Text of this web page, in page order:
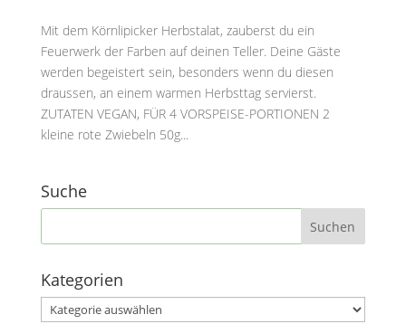
Mit dem Körnlipicker Herbstalat, zauberst du ein
Feuerwerk der Farben auf deinen Teller. Deine Gäste
werden begeistert sein, besonders wenn du diesen
draussen, an einem warmen Herbsttag servierst.
ZUTATEN VEGAN, FÜR 4 VORSPEISE-PORTIONEN 2
kleine rote Zwiebeln 50g...
Suche
Kategorien
Kategorien